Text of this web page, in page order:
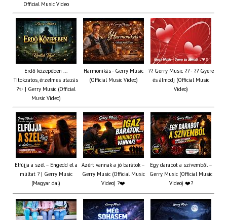
Official Music Video
Erdő közepében ...
Titokzatos, érzelmes utazás
?✨ | Gerry Music (Official
Music Video)
Harmonikás - Gerry Music
(Official Music Video)
?? Gerry Music ?? - ?? Gyere
és álmodj (Official Music
Video)
Elfújja a szél – Engedd el a
múltat ? | Gerry Music
(Magyar dal)
Azért vannak a jó barátok –
Gerry Music (Official Music
Video) ?❤️
Egy darabot a szívemből –
Gerry Music (Official Music
Video) ❤️?